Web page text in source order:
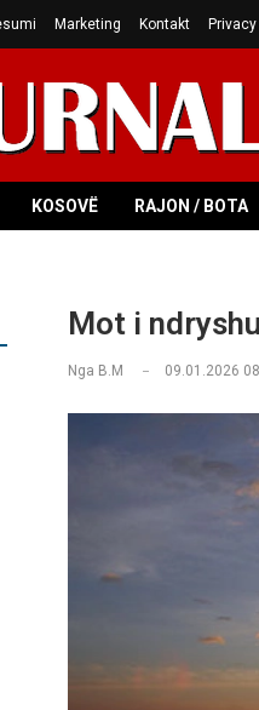
Marketing Kontakt
KOSOVË RAJON / BOTA
Mot i
Nga B.M 09.01.2026